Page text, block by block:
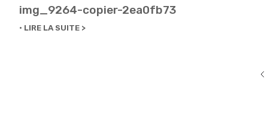
img_9264-copier-2ea0fb73
LIRE LA SUITE